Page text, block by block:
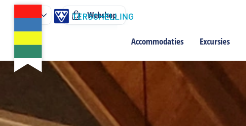
Accommodaties Excursies
Webshop